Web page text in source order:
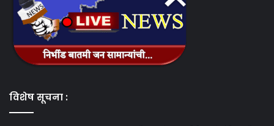
विशेष सूचना :